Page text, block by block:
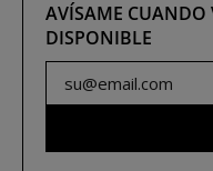
AVÍSAME CUANDO
DISPONIBLE